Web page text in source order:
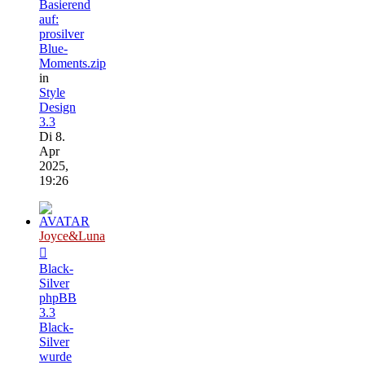
Basierend
auf:
prosilver
Blue-
Moments.zip
in
Style
Design
3.3
Di 8.
Apr
2025,
19:26
Joyce&Luna
Black-
Silver
phpBB
3.3
Black-
Silver
wurde